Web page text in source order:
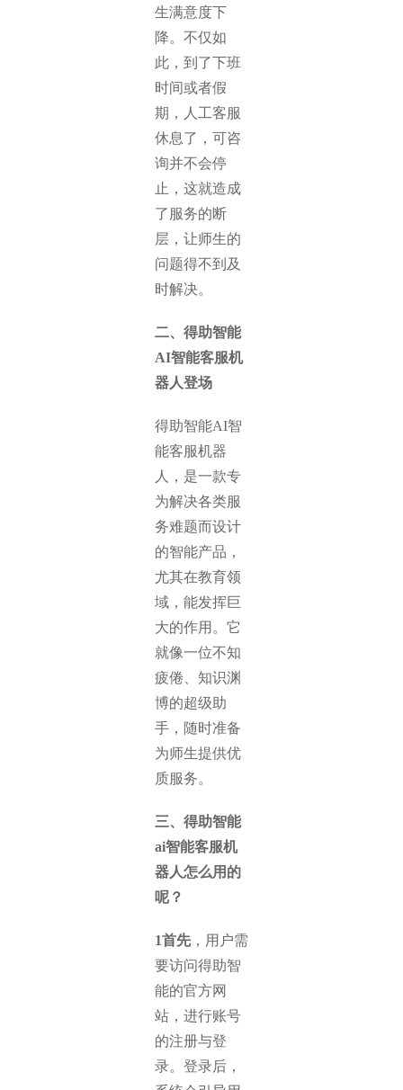
生满意度下
降。不仅如
此，到了下班
时间或者假
期，人工客服
休息了，可咨
询并不会停
止，这就造成
了服务的断
层，让师生的
问题得不到及
时解决。
二、得助智能
AI智能客服机
器人登场
得助智能AI智
能客服机器
人，是一款专
为解决各类服
务难题而设计
的智能产品，
尤其在教育领
域，能发挥巨
大的作用。它
就像一位不知
疲倦、知识渊
博的超级助
手，随时准备
为师生提供优
质服务。
三、得助智能
ai智能客服机
器人怎么用的
呢？
1首先，用户需
要访问得助智
能的官方网
站，进行账号
的注册与登
录。登录后，